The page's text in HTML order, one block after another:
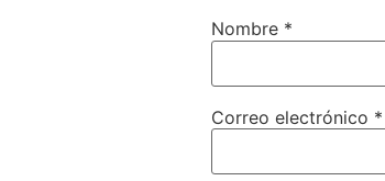
Nombre *
Correo electrónico *